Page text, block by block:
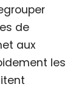
de
aux
les